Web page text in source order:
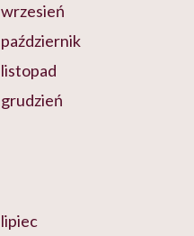
wrzesień
październik
listopad
grudzień
lipiec